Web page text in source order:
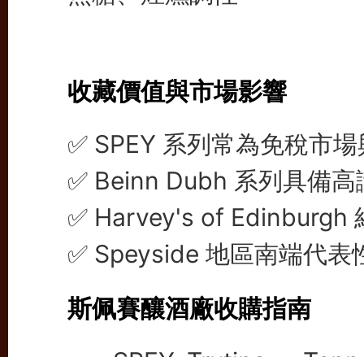
收藏價值與市場影響
✅ SPEY 系列常為免稅市
✅ Beinn Dubh 系列具備
✅ Harvey's of Edinburgh
✅ Speyside 地區南端代
斯佩賽釀酒廠收購指南